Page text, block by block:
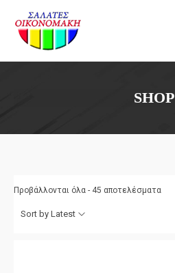
SHOP
Προβάλλονται όλα - 45 αποτελέσματα
Sort by Latest